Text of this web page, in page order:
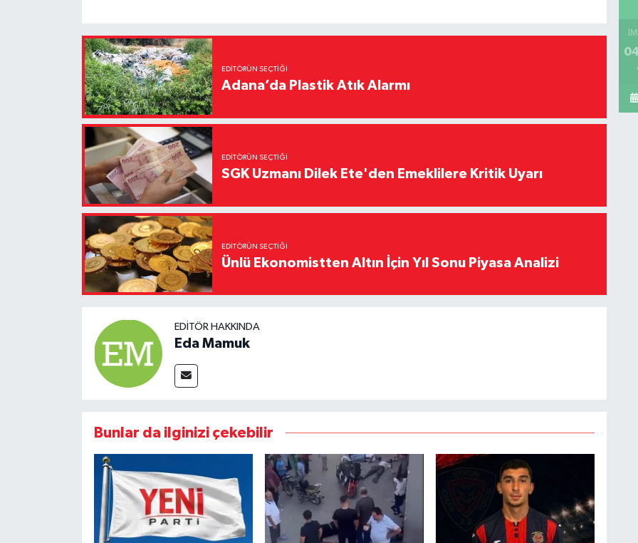
EDITÖRÜN SEÇTIĞI
Adana’da Plastik Atık Alarmı
EDITÖRÜN SEÇTIĞI
SGK Uzmanı Dilek Ete'den Emeklilere Kritik Uyarı
EDITÖRÜN SEÇTIĞI
Ünlü Ekonomistten Altın İçin Yıl Sonu Piyasa Analizi
EDITÖR HAKKINDA
Eda Mamuk
Bunlar da ilginizi çekebilir